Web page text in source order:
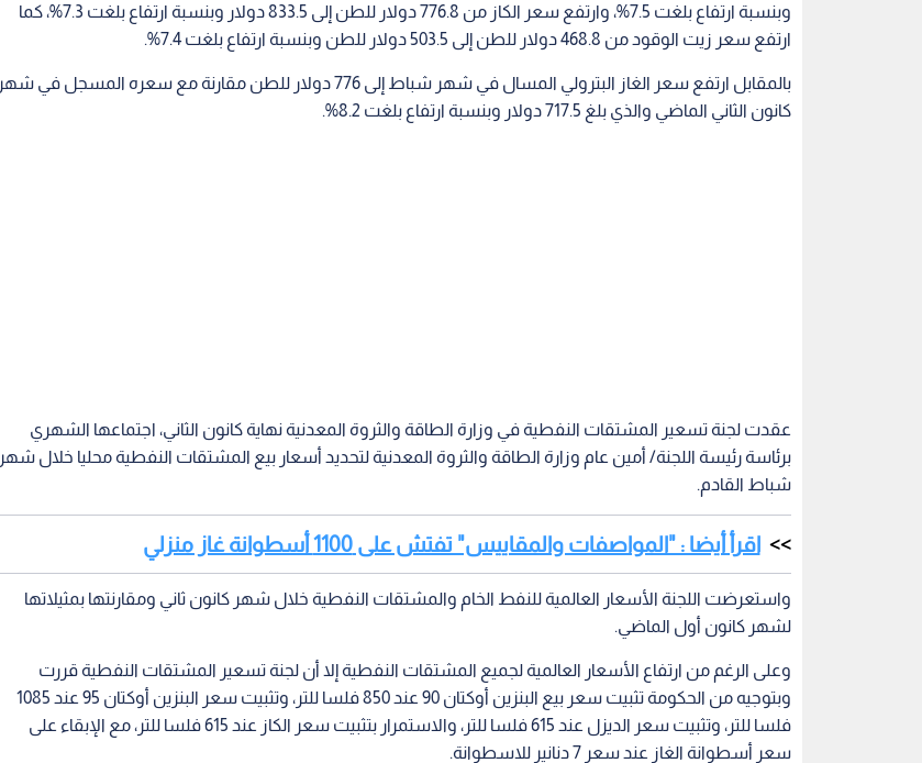
وبنسبة ارتفاع بلغت 7.5%، وارتفع سعر الكاز من 776.8 دولار للطن إلى 833.5 دولار وبنسبة ارتفاع بلغت 7.3%، كما
ارتفع سعر زيت الوقود من 468.8 دولار للطن إلى 503.5 دولار للطن وبنسبة ارتفاع بلغت 7.4%.
بالمقابل ارتفع سعر الغاز البترولي المسال في شهر شباط إلى 776 دولار للطن مقارنة مع سعره المسجل في شهر
كانون الثاني الماضي والذي بلغ 717.5 دولار وبنسبة ارتفاع بلغت 8.2%.
عقدت لجنة تسعير المشتقات النفطية في وزارة الطاقة والثروة المعدنية نهاية كانون الثاني، اجتماعها الشهري
برئاسة رئيسة اللجنة/ أمين عام وزارة الطاقة والثروة المعدنية لتحديد أسعار بيع المشتقات النفطية محليا خلال شهر
شباط القادم.
اقرأ أيضا : "المواصفات والمقاييس" تفتش على 1100 أسطوانة غاز منزلي
واستعرضت اللجنة الأسعار العالمية للنفط الخام والمشتقات النفطية خلال شهر كانون ثاني ومقارنتها بمثيلاتها
لشهر كانون أول الماضي.
وعلى الرغم من ارتفاع الأسعار العالمية لجميع المشتقات النفطية إلا أن لجنة تسعير المشتقات النفطية قررت
وبتوجيه من الحكومة تثبيت سعر بيع البنزين أوكتان 90 عند 850 فلسا للتر، وتثبيت سعر البنزين أوكتان 95 عند 1085
فلسا للتر، وتثبيت سعر الديزل عند 615 فلسا للتر، والاستمرار بتثبيت سعر الكاز عند 615 فلسا للتر، مع الإبقاء على
سعر أسطوانة الغاز عند سعر 7 دنانير للاسطوانة.